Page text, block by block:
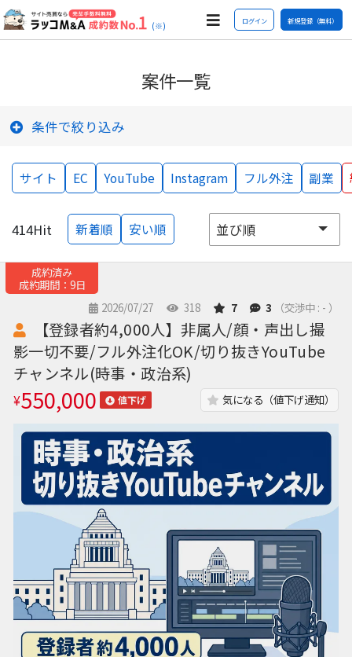
(※) ログイン 新規登録（無料）
案件一覧
条件で絞り込み
サイト EC YouTube Instagram フル外注 副業
414Hit 新着順 安い順
成約済み
成約期間：9日
2026/07/27
318 7 3 （交渉中 : - ）
【登録者約4,000人】非属人/顔・声出し撮
影一切不要/フル外注化OK/切り抜きYouTube
チャンネル(時事・政治系)
¥550,000 値下げ 気になる（値下げ通知）